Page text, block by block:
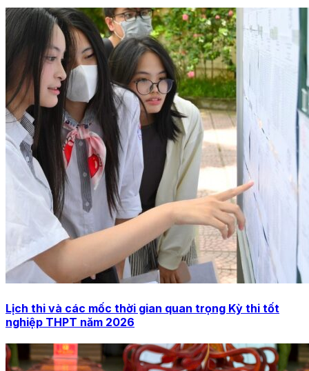
Lịch thi và các mốc thời gian quan trọng Kỳ thi tốt
nghiệp THPT năm 2026